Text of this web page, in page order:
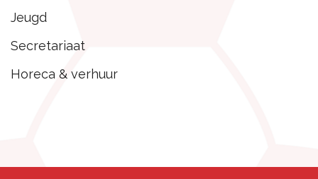
Jeugd
Secretariaat
Horeca & verhuur